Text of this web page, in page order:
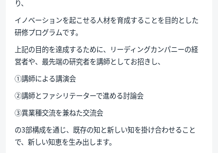
り、
イノベーションを起こせる人材を育成することを目的とした
研修プログラムです。
上記の目的を達成するために、リーディングカンパニーの経
営者や、最先端の研究者を講師としてお招きし、
①講師による講演会
②講師とファシリテーターで進める討論会
③異業種交流を兼ねた交流会
の3部構成を通じ、既存の知と新しい知を掛け合わせること
で、新しい知恵を生み出します。